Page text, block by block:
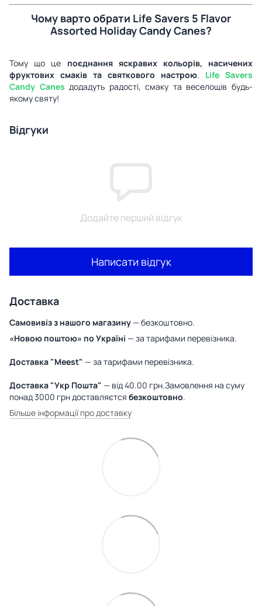
Чому варто обрати Life Savers 5 Flavor
Assorted Holiday Candy Canes?
Тому що це поєднання яскравих кольорів, насичених
фруктових смаків та святкового настрою. Life Savers
Candy Canes додадуть радості, смаку та веселощів будь-
якому святу!
Відгуки
Додайте перший відгук
Написати відгук
Доставка
Самовивіз з нашого магазину— безкоштовно.
«Новою поштою» по Україні — за тарифами перевізника.
Доставка "Meest" — за тарифами перевізника.
Доставка "Укр Пошта" — від 40.00 грн.Замовлення на суму
понад 3000 грн доставляєтся безкоштовно.
Більше інформації про доставку